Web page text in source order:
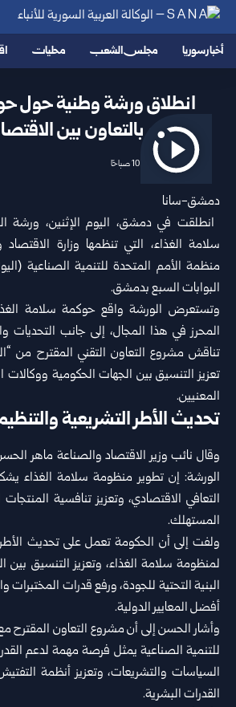
أخبار سوريا مجلس الشعب محليات
انطلاق ورشة وطنية حول
الغذاء بالتعاون بين
2026/07/06 10:56 صباحًا
دمشق-سانا
دمشق، اليوم الإثنين، ورشة
سلامة الغذاء، التي تنظمها وزارة الاقتصاد
منظمة الأمم المتحدة للتنمية الصناعية
البوابات السبع بدمشق.‏
وتستعرض الورشة واقع حوكمة سلامة
المحرز في هذا المجال، إلى جانب التحديات
تناقش مشروع التعاون التقني المقترح من
تعزيز التنسيق بين الجهات الحكومية ‏ووكالات
المعنيين.‏
تحديث الأطر التشريعية
وقال نائب وزير الاقتصاد والصناعة ماهر
الورشة: إن تطوير منظومة سلامة الغذاء
التعافي الاقتصادي، وتعزيز تنافسية
المستهلك.‏
ولفت إلى أن الحكومة تعمل على تحديث الأطر
لمنظومة سلامة الغذاء، وتعزيز التنسيق بين
البنية التحتية للجودة، ورفع قدرات
أفضل المعايير الدولية.‏
وأشار الحسن إلى أن مشروع التعاون المقترح
للتنمية الصناعية يمثل فرصة مهمة لدعم
السياسات والتشريعات، وتعزيز أنظمة
القدرات البشرية.‏